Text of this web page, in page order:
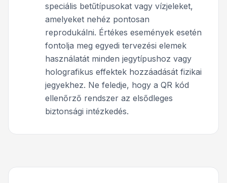
speciális betűtípusokat vagy vízjeleket,
amelyeket nehéz pontosan
reprodukálni. Értékes események esetén
fontolja meg egyedi tervezési elemek
használatát minden jegytípushoz vagy
holografikus effektek hozzáadását fizikai
jegyekhez. Ne feledje, hogy a QR kód
ellenőrző rendszer az elsődleges
biztonsági intézkedés.